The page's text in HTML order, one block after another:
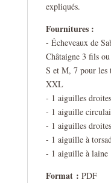
expliqués.
Fournitures :
- Écheveaux de
Châtaigne 3 fils
S et M, 7 pour
XXL
- 1 aiguilles
- 1 aiguille
- 1 aiguilles
- 1 aiguille à
- 1 aiguille à laine
Format : PDF